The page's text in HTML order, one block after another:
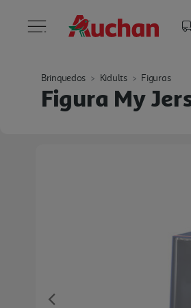
Brinquedos Kidults Figuras
Figura My